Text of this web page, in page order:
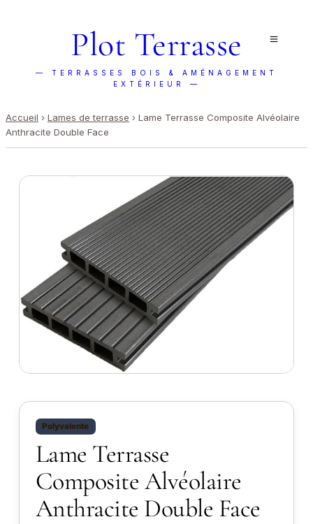
Plot Terrasse
— TERRASSES BOIS & AMÉNAGEMENT
EXTÉRIEUR —
Accueil › Lames de terrasse › Lame Terrasse Composite Alvéolaire
Anthracite Double Face
Polyvalente
Lame Terrasse
Composite Alvéolaire
Anthracite Double Face